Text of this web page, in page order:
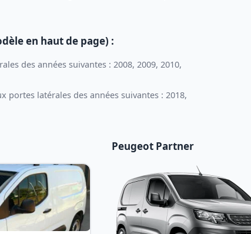
en haut de page) :
des années suivantes : 2008, 2009, 2010,
portes latérales des années suivantes : 2018,
Peugeot Partner